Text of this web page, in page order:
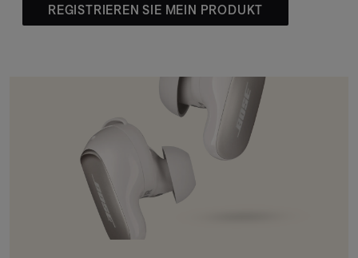
REGISTRIEREN SIE MEIN PRODUKT